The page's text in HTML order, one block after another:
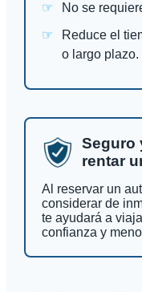
No se
Reduce el
o largo plazo.
Seguro
rentar
Al reservar un
considerar de
te ayudará a
confianza y